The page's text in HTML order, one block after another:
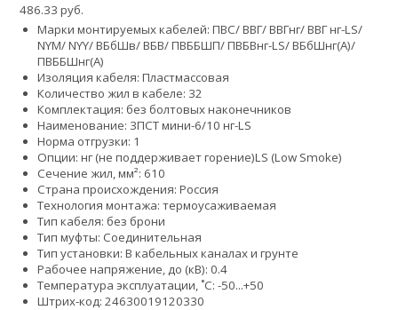
486.33 руб.
Марки монтируемых кабелей: ПВС/ ВВГ/ ВВГнг/ ВВГ нг-LS/
NYM/ NYY/ ВБбШв/ ВБВ/ ПВББШП/ ПВБВнг-LS/ ВБбШнг(А)/
ПВББШнг(А)
Изоляция кабеля: Пластмассовая
Количество жил в кабеле: 32
Комплектация: без болтовых наконечников
Наименование: 3ПСТ мини-6/10 нг-LS
Норма отгрузки: 1
Опции: нг (не поддерживает горение)LS (Low Smoke)
Сечение жил, мм²: 610
Страна происхождения: Россия
Технология монтажа: термоусаживаемая
Тип кабеля: без брони
Тип муфты: Соединительная
Тип установки: В кабельных каналах и грунте
Рабочее напряжение, до (кВ): 0.4
Температура эксплуатации, ˚С: -50...+50
Штрих-код: 24630019120330